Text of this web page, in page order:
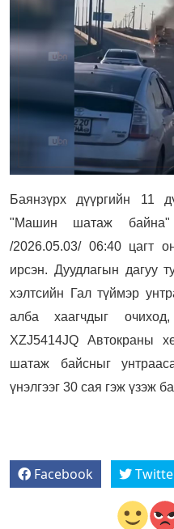
Баянзүрх дүүргийн 11
"Машин шатаж байна"
/2026.05.03/ 06:40 цагт
ирсэн. Дуудлагын дагуу
хэлтсийн Гал түймэр
алба хаагчдыг
XZJ5414JQ Автокраны
шатаж байсныг
үнэлгээг 30 сая гэж үзэж
Facebook